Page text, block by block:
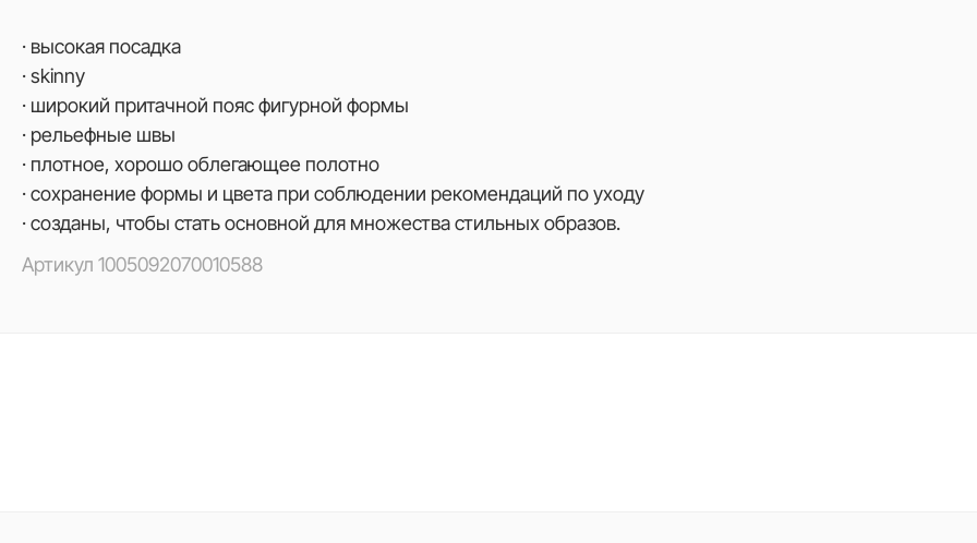
· высокая посадка
· skinny
· широкий притачной пояс фигурной формы
· рельефные швы
· плотное, хорошо облегающее полотно
· сохранение формы и цвета при соблюдении рекомендаций по уходу
· созданы, чтобы стать основной для множества стильных образов.
Артикул 1005092070010588